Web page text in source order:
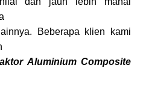
Beberapa klien kami
Aluminium Composite